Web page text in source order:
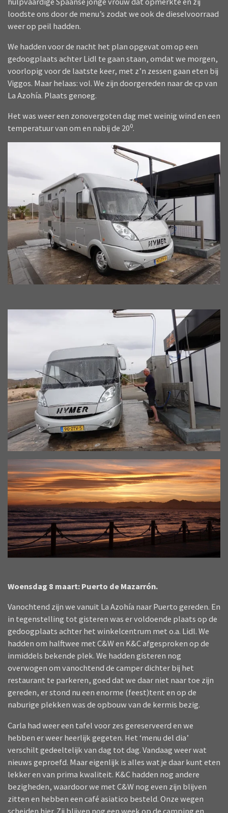
loodste ons door de menu’s zodat we ook de dieselvoorraad
weer op peil hadden.
We hadden voor de nacht het plan opgevat om op een
gedoogplaats achter Lidl te gaan staan, omdat we morgen,
voorlopig voor de laatste keer, met z’n zessen gaan eten bij
Viggos. Maar helaas: vol. We zijn doorgereden naar de cp van
La Azohía. Plaats genoeg.
Het was weer een zonovergoten dag met weinig wind en een
temperatuur van om en nabij de 200.
Woensdag 8 maart: Puerto de Mazarrón.
Vanochtend zijn we vanuit La Azohía naar Puerto gereden. En
in tegenstelling tot gisteren was er voldoende plaats op de
gedoogplaats achter het winkelcentrum met o.a. Lidl. We
hadden om halftwee met C&W en K&C afgesproken op de
inmiddels bekende plek. We hadden gisteren nog
overwogen om vanochtend de camper dichter bij het
restaurant te parkeren, goed dat we daar niet naar toe zijn
gereden, er stond nu een enorme (feest)tent en op de
naburige plekken was de opbouw van de kermis bezig.
Carla had weer een tafel voor zes gereserveerd en we
hebben er weer heerlijk gegeten. Het ‘menu del dia’
verschilt gedeeltelijk van dag tot dag. Vandaag weer wat
nieuws geproefd. Maar eigenlijk is alles wat je daar kunt eten
lekker en van prima kwaliteit. K&C hadden nog andere
bezigheden, waardoor we met C&W nog even zijn blijven
zitten en hebben een café asiatico besteld. Onze wegen
scheiden hier. Zij blijven nog een week op de camping en